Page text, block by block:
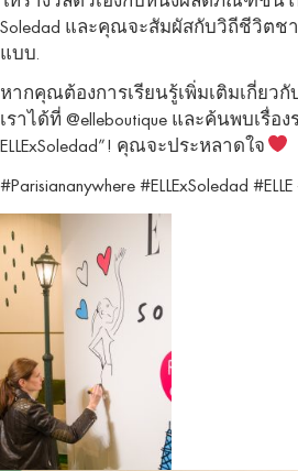
Soledad และคุณจะสัมผัสกับวิถีชีวิตช
แบบ.
หากคุณต้องการเรียนรู้เพิ่มเติมเกี่ยว
เราได้ที่ @elleboutique และค้นพบเรื่อ
ELLExSoledad”! คุณจะประหลาดใจ
#Parisiananywhere #ELLExSoledad